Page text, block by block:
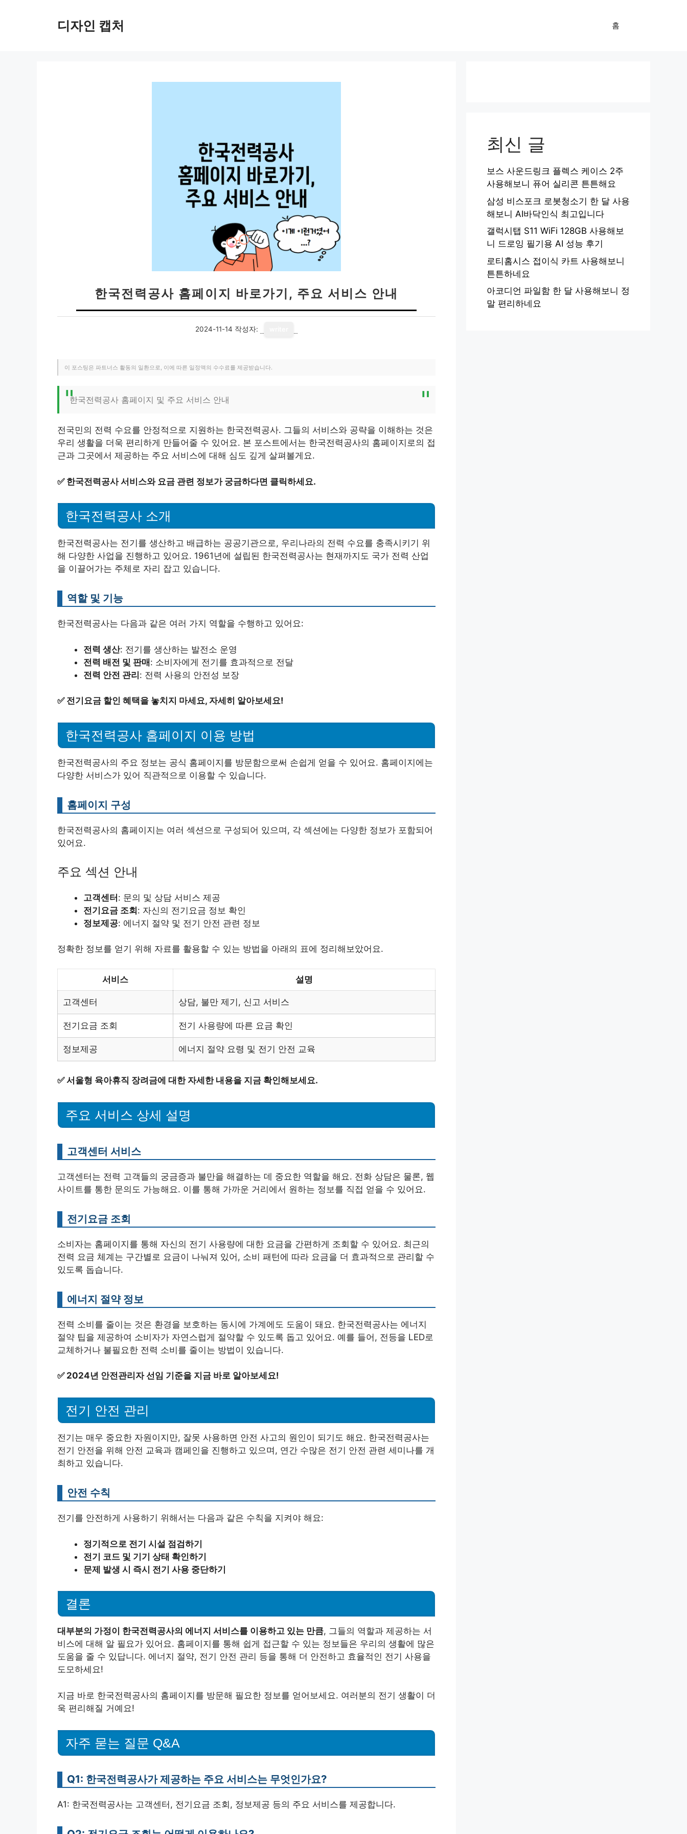
디자인 캡처 홈
한국전력공사 홈페이지 바로가기, 주요 서비스 안내
2024-11-14 작성자:
이 포스팅은 파트너스 활동의 일환으로, 이에 따른 일정액의 수수료를 제공받습니다.
한국전력공사 홈페이지 및 주요 서비스 안내
전국민의 전력 수요를 안정적으로 지원하는 한국전력공사. 그들의 서비스와 공략을 이해하는 것은
우리 생활을 더욱 편리하게 만들어줄 수 있어요. 본 포스트에서는 한국전력공사의 홈페이지로의 접
근과 그곳에서 제공하는 주요 서비스에 대해 심도 깊게 살펴볼게요.
✅ 한국전력공사 서비스와 요금 관련 정보가 궁금하다면 클릭하세요.
한국전력공사 소개
한국전력공사는 전기를 생산하고 배급하는 공공기관으로, 우리나라의 전력 수요를 충족시키기 위
해 다양한 사업을 진행하고 있어요. 1961년에 설립된 한국전력공사는 현재까지도 국가 전력 산업
을 이끌어가는 주체로 자리 잡고 있습니다.
역할 및 기능
한국전력공사는 다음과 같은 여러 가지 역할을 수행하고 있어요:
전력 생산: 전기를 생산하는 발전소 운영
전력 배전 및 판매: 소비자에게 전기를 효과적으로 전달
전력 안전 관리: 전력 사용의 안전성 보장
✅ 전기요금 할인 혜택을 놓치지 마세요, 자세히 알아보세요!
한국전력공사 홈페이지 이용 방법
한국전력공사의 주요 정보는 공식 홈페이지를 방문함으로써 손쉽게 얻을 수 있어요. 홈페이지에는
다양한 서비스가 있어 직관적으로 이용할 수 있습니다.
홈페이지 구성
한국전력공사의 홈페이지는 여러 섹션으로 구성되어 있으며, 각 섹션에는 다양한 정보가 포함되어
있어요.
주요 섹션 안내
고객센터: 문의 및 상담 서비스 제공
전기요금 조회: 자신의 전기요금 정보 확인
정보제공: 에너지 절약 및 전기 안전 관련 정보
정확한 정보를 얻기 위해 자료를 활용할 수 있는 방법을 아래의 표에 정리해보았어요.
서비스 설명
고객센터 상담, 불만 제기, 신고 서비스
전기요금 조회 전기 사용량에 따른 요금 확인
정보제공 에너지 절약 요령 및 전기 안전 교육
✅서울형 육아휴직 장려금에 대한 자세한 내용을 지금 확인해보세요.
주요 서비스 상세 설명
고객센터 서비스
고객센터는 전력 고객들의 궁금증과 불만을 해결하는 데 중요한 역할을 해요. 전화 상담은 물론, 웹
사이트를 통한 문의도 가능해요. 이를 통해 가까운 거리에서 원하는 정보를 직접 얻을 수 있어요.
전기요금 조회
소비자는 홈페이지를 통해 자신의 전기 사용량에 대한 요금을 간편하게 조회할 수 있어요. 최근의
전력 요금 체계는 구간별로 요금이 나눠져 있어, 소비 패턴에 따라 요금을 더 효과적으로 관리할 수
있도록 돕습니다.
에너지 절약 정보
전력 소비를 줄이는 것은 환경을 보호하는 동시에 가계에도 도움이 돼요. 한국전력공사는 에너지
절약 팁을 제공하여 소비자가 자연스럽게 절약할 수 있도록 돕고 있어요. 예를 들어, 전등을 LED로
교체하거나 불필요한 전력 소비를 줄이는 방법이 있습니다.
✅ 2024년 안전관리자 선임 기준을 지금 바로 알아보세요!
전기 안전 관리
전기는 매우 중요한 자원이지만, 잘못 사용하면 안전 사고의 원인이 되기도 해요. 한국전력공사는
전기 안전을 위해 안전 교육과 캠페인을 진행하고 있으며, 연간 수많은 전기 안전 관련 세미나를 개
최하고 있습니다.
안전 수칙
전기를 안전하게 사용하기 위해서는 다음과 같은 수칙을 지켜야 해요:
정기적으로 전기 시설 점검하기
전기 코드 및 기기 상태 확인하기
문제 발생 시 즉시 전기 사용 중단하기
결론
대부분의 가정이 한국전력공사의 에너지 서비스를 이용하고 있는 만큼, 그들의 역할과 제공하는 서
비스에 대해 알 필요가 있어요. 홈페이지를 통해 쉽게 접근할 수 있는 정보들은 우리의 생활에 많은
도움을 줄 수 있답니다. 에너지 절약, 전기 안전 관리 등을 통해 더 안전하고 효율적인 전기 사용을
도모하세요!
지금 바로 한국전력공사의 홈페이지를 방문해 필요한 정보를 얻어보세요. 여러분의 전기 생활이 더
욱 편리해질 거예요!
자주 묻는 질문 Q&A
Q1: 한국전력공사가 제공하는 주요 서비스는 무엇인가요?
A1: 한국전력공사는 고객센터, 전기요금 조회, 정보제공 등의 주요 서비스를 제공합니다.
최신 글
보스 사운드링크 플렉스 케이스 2주
사용해보니 퓨어 실리콘 튼튼해요
삼성 비스포크 로봇청소기 한 달 사용
해보니 AI바닥인식 최고입니다
갤럭시탭 S11 WiFi 128GB 사용해보
니 드로잉 필기용 AI 성능 후기
로티홈시스 접이식 카트 사용해보니
튼튼하네요
아코디언 파일함 한 달 사용해보니 정
말 편리하네요